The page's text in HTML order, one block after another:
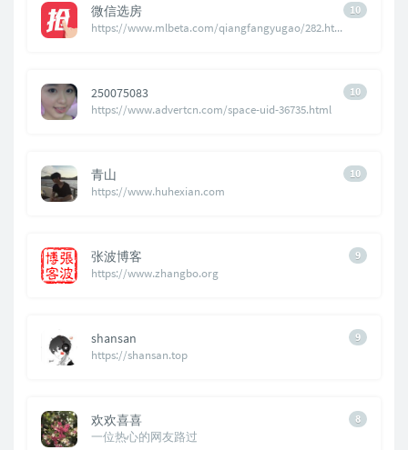
10
微信选房
https://www.mlbeta.com/qiangfangyugao/282.html
10
250075083
https://www.advertcn.com/space-uid-36735.html
10
青山
https://www.huhexian.com
9
张波博客
https://www.zhangbo.org
9
shansan
https://shansan.top
8
欢欢喜喜
一位热心的网友路过